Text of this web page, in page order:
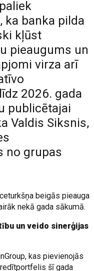
ka banka pilda
kļūst
pieaugums un
virza arī
2026. gada
publicētajai
Valdis Siksnis,
no grupas
beigās pieauga
nekā gada sākumā.
un veido sinerģijas
kas pievienojās
šī gada